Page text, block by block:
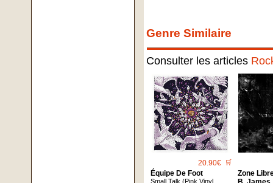
Genre Similaire
Consulter les articles
20.90€ 🛒
Équipe De Foot
Small Talk (Pink Vinyl
Zone